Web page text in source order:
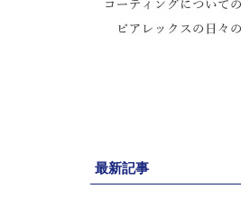
最新記事